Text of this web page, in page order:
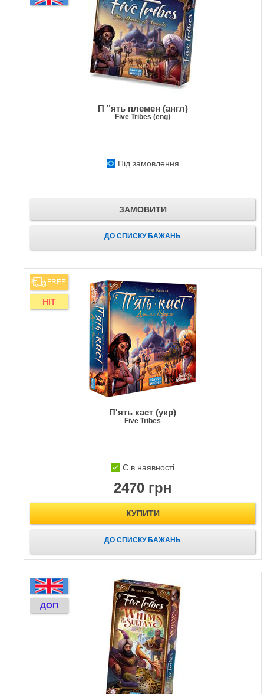
П "ять племен (англ)
Five Tribes (eng)
Під замовлення
ЗАМОВИТИ
ДО СПИСКУ БАЖАНЬ
FREE
HIT
П'ять каст (укр)
Five Tribes
Є в наявності
2470 грн
КУПИТИ
ДО СПИСКУ БАЖАНЬ
ДОП